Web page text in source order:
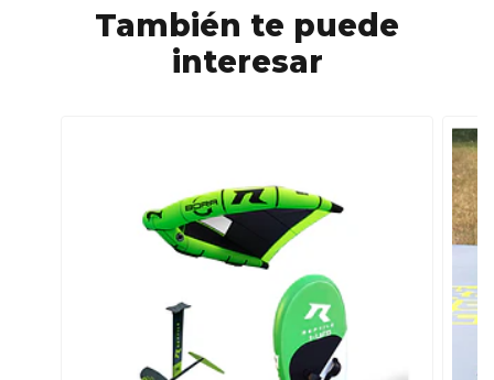
También te puede
interesar